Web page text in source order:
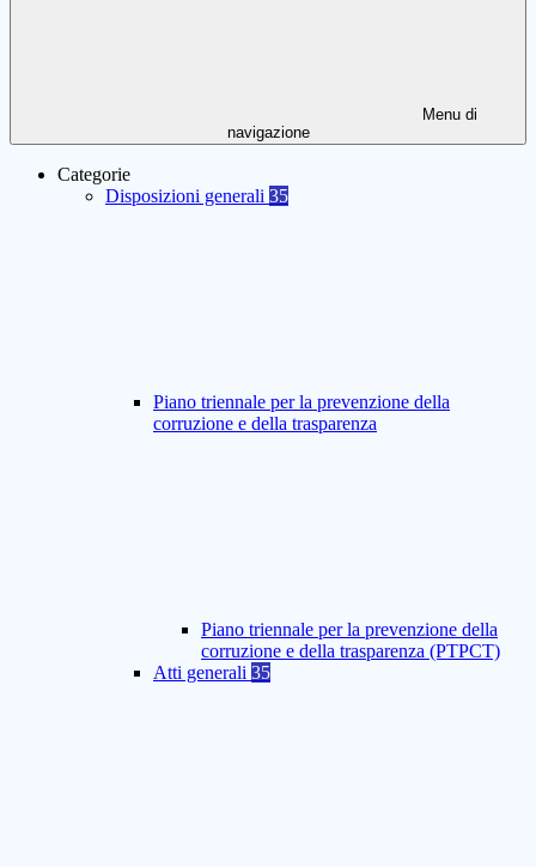
Menu di
navigazione
Categorie
Disposizioni generali 35
Piano triennale per la prevenzione della
corruzione e della trasparenza
Piano triennale per la prevenzione della
corruzione e della trasparenza (PTPCT)
Atti generali 35